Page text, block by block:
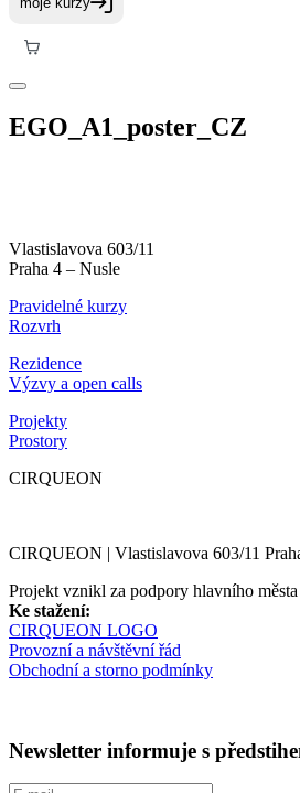
EGO_A1_poster_CZ
Vlastislavova 603/11
Praha 4 – Nusle
Pravidelné kurzy
Rozvrh
Rezidence
Výzvy a open calls
Projekty
Prostory
CIRQUEON
CIRQUEON | Vlastislavova 603/11
Projekt vznikl za podpory hlavního
Ke stažení:
CIRQUEON LOGO
Provozní a návštěvní řád
Obchodní a storno podmínky
Newsletter informuje s